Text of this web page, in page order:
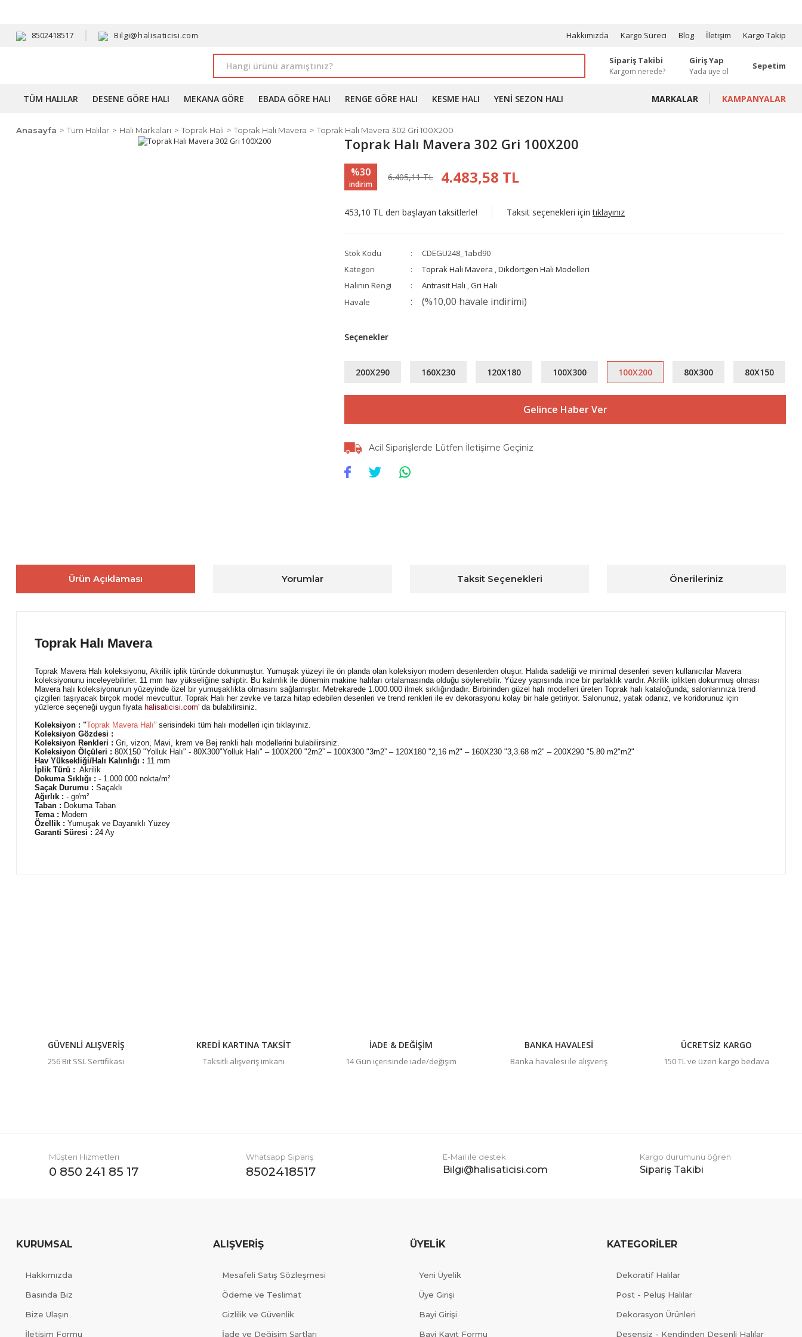
8502418517 Bilgi@halisaticisi.com Hakkımızda Kargo Süreci Blog İletişim Kargo Takip
Sipariş Takibi
Kargom nerede?
Giriş Yap
Yada üye ol
Sepetim
TÜM HALILAR DESENE GÖRE HALI MEKANA GÖRE EBADA GÖRE HALI RENGE GÖRE HALI KESME HALI YENI SEZON HALI MARKALAR KAMPANYALAR
Anasayfa Tüm Halılar Halı Markaları Toprak Halı Toprak Halı Mavera Toprak Halı Mavera 302 Gri 100X200
Toprak Halı Mavera 302 Gri 100X200
%30
indirim
6.405,11 TL 4.483,58 TL
453,10 TL den başlayan taksitlerle! Taksit seçenekleri içintıklayınız
Stok Kodu
CDEGU248_1abd90
Kategori
Toprak Halı Mavera ,Dikdörtgen Halı Modelleri
Halının Rengi
Antrasit Halı ,Gri Halı
Havale
(%10,00 havale indirimi)
Seçenekler
200X290 160X230 120X180 100X300 100X200 80X300 80X150
Gelince Haber Ver
Acil Siparişlerde Lütfen İletişime Geçiniz
Ürün Açıklaması Yorumlar Taksit Seçenekleri Önerileriniz
Toprak Halı Mavera
Toprak Mavera Halı koleksiyonu, Akrilik iplik türünde dokunmuştur. Yumuşak yüzeyi ile ön planda olan koleksiyon modern desenlerden oluşur. Halıda sadeliği ve minimal desenleri seven kullanıcılar Mavera
koleksiyonunu inceleyebilirler. 11 mm hav yükseliğine sahiptir. Bu kalınlık ile dönemin makine halıları ortalamasında olduğu söylenebilir. Yüzey yapısında ince bir parlaklık vardır. Akrilik iplikten dokunmuş olması
Mavera halı koleksiyonunun yüzeyinde özel bir yumuşaklıkta olmasını sağlamıştır. Metrekarede 1.000.000 ilmek sıklığındadır. Birbirinden güzel halı modelleri üreten Toprak halı kataloğunda; salonlarınıza trend
çizgileri taşıyacak birçok model mevcuttur. Toprak Halı her zevke ve tarza hitap edebilen desenleri ve trend renkleri ile ev dekorasyonu kolay bir hale getiriyor. Salonunuz, yatak odanız, ve koridorunuz için
yüzlerce seçeneği uygun fiyata halisaticisi.com' da bulabilirsiniz.
Koleksiyon : "Toprak Mavera Halı” serisindeki tüm halı modelleri için tıklayınız.
Koleksiyon Gözdesi :
Koleksiyon Renkleri : Gri, vizon, Mavi, krem ve Bej renkli halı modellerini bulabilirsiniz.
Koleksiyon Ölçüleri : 80X150 "Yolluk Halı" - 80X300"Yolluk Halı" – 100X200 "2m2” – 100X300 "3m2” – 120X180 "2,16 m2" – 160X230 "3,3.68 m2" – 200X290 "5.80 m2"m2"
Hav Yüksekliği/Halı Kalınlığı : 11 mm
İplik Türü : Akrilik
Dokuma Sıklığı : - 1.000.000 nokta/m²
Saçak Durumu : Saçaklı
Ağırlık : - gr/m²
Taban : Dokuma Taban
Tema : Modern
Özellik : Yumuşak ve Dayanıklı Yüzey
Garanti Süresi : 24 Ay
GÜVENLİ ALIŞVERİŞ
256 Bit SSL Sertifikası
KREDİ KARTINA TAKSİT
Taksitli alışveriş imkanı
İADE & DEĞİŞİM
14 Gün içerisinde iade/değişim
BANKA HAVALESİ
Banka havalesi ile alışveriş
ÜCRETSİZ KARGO
150 TL ve üzeri kargo bedava
Müşteri Hizmetleri
0 850 241 85 17
Whatsapp Sipariş
8502418517
E-Mail ile destek
Bilgi@halisaticisi.com
Kargo durumunu öğren
Sipariş Takibi
KURUMSAL
Hakkımızda
Basında Biz
Bize Ulaşın
İletişim Formu
ALIŞVERİŞ
Mesafeli Satış Sözleşmesi
Ödeme ve Teslimat
Gizlilik ve Güvenlik
İade ve Değişim Şartları
ÜYELİK
Yeni Üyelik
Üye Girişi
Bayi Girişi
Bayi Kayıt Formu
KATEGORİLER
Dekoratif Halılar
Post - Peluş Halılar
Dekorasyon Ürünleri
Desensiz - Kendinden Desenli Halılar